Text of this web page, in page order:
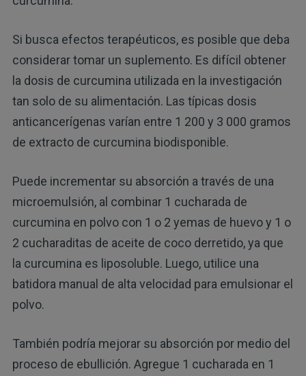
Si busca efectos terapéuticos, es posible que deba
considerar tomar un suplemento. Es difícil obtener
la dosis de curcumina utilizada en la investigación
tan solo de su alimentación. Las típicas dosis
anticancerígenas varían entre 1 200 y 3 000 gramos
de extracto de curcumina biodisponible.
Puede incrementar su absorción a través de una
microemulsión, al combinar 1 cucharada de
curcumina en polvo con 1 o 2 yemas de huevo y 1 o
2 cucharaditas de aceite de coco derretido, ya que
la curcumina es liposoluble. Luego, utilice una
batidora manual de alta velocidad para emulsionar el
polvo.
También podría mejorar su absorción por medio del
proceso de ebullición. Agregue 1 cucharada en 1